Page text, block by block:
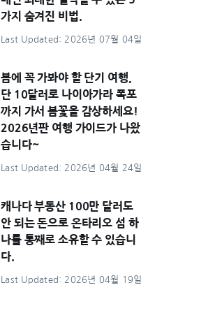
가지 숨겨진 비법.
Last Updated: 2026년 07월 04일
봄에 꼭 가봐야 할 단기 여행,
단 10달러로 나이아가라 폭포
까지 가서 봄꽃을 감상하세요!
2026년판 여행 가이드가 나왔
습니다~
Last Updated: 2026년 04월 24일
캐나다 부동산 100만 달러도
안 되는 돈으로 온타리오 섬 하
나를 통째로 소유할 수 있습니
다.
Last Updated: 2026년 04월 19일